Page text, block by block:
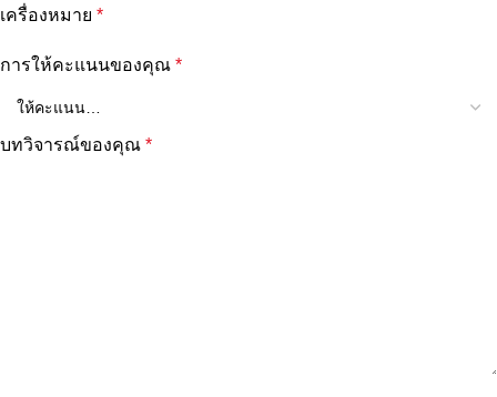
เครื่องหมาย *
การให้คะแนนของคุณ *
บทวิจารณ์ของคุณ *